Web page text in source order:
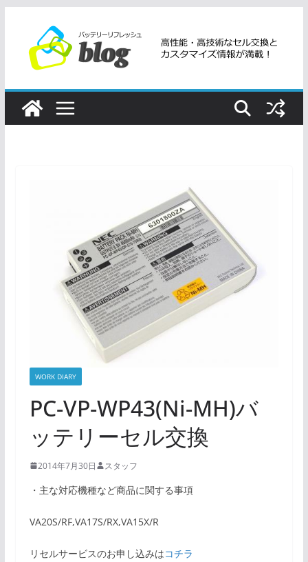
ツ
WORK DIARY
PC-VP-WP43(Ni-MH)バ
ッテリーセル交換
2014年7月30日 スタッフ
・主な対応機種など商品に関する事項
VA20S/RF,VA17S/RX,VA15X/R
リセルサービスのお申し込みはコチラ